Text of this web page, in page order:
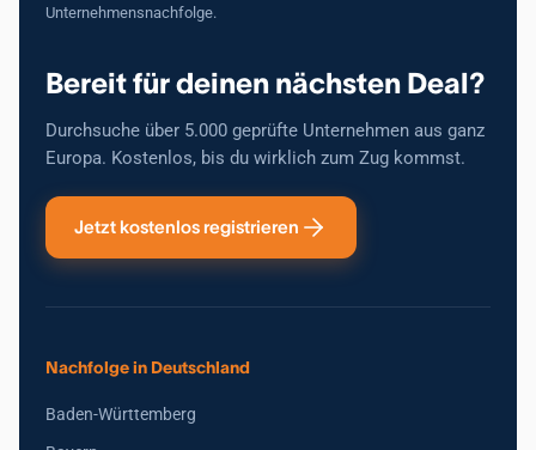
Unternehmensnachfolge.
Bereit für deinen nächsten Deal?
Durchsuche über 5.000 geprüfte Unternehmen aus ganz
Europa. Kostenlos, bis du wirklich zum Zug kommst.
Jetzt kostenlos registrieren
Nachfolge in Deutschland
Baden-Württemberg